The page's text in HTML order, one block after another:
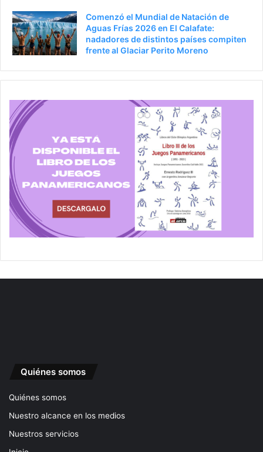
Comenzó el Mundial de Natación de
Aguas Frías 2026 en El Calafate:
nadadores de distintos países compiten
frente al Glaciar Perito Moreno
Quiénes somos
Quiénes somos
Nuestro alcance en los medios
Nuestros servicios